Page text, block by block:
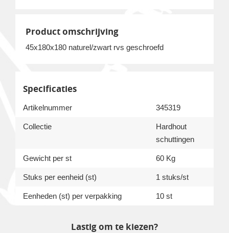
Product omschrijving
45x180x180 naturel/zwart rvs geschroefd
Specificaties
Artikelnummer 345319
Collectie
Hardhout
schuttingen
Gewicht per st 60 Kg
Stuks per eenheid (st) 1 stuks/st
Eenheden (st) per verpakking 10 st
Lastig om te kiezen?